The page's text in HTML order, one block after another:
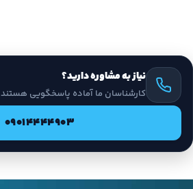
نیاز به مشاوره دارید؟
کارشناسان ما آماده پاسخگویی هستند
09014444903